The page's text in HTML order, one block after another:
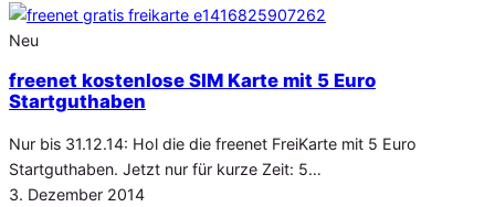
Neu
freenet kostenlose SIM Karte mit 5 Euro
Startguthaben
Nur bis 31.12.14: Hol die die freenet FreiKarte mit 5 Euro
Startguthaben. Jetzt nur für kurze Zeit: 5…
Veröffentlicht
3. Dezember 2014